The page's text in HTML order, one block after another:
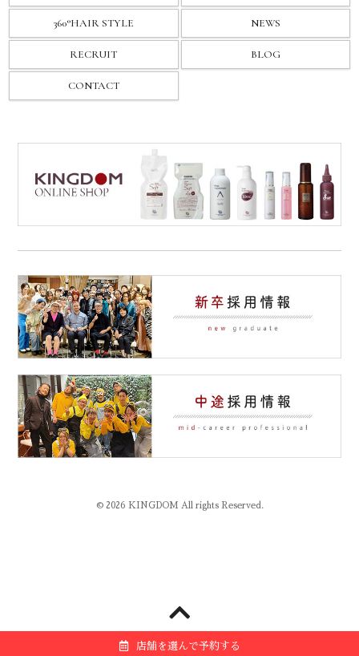
店舗を選んで予約する
360°HAIR STYLE NEWS
RECRUIT BLOG
CONTACT
© 2026 KINGDOM All rights Reserved.